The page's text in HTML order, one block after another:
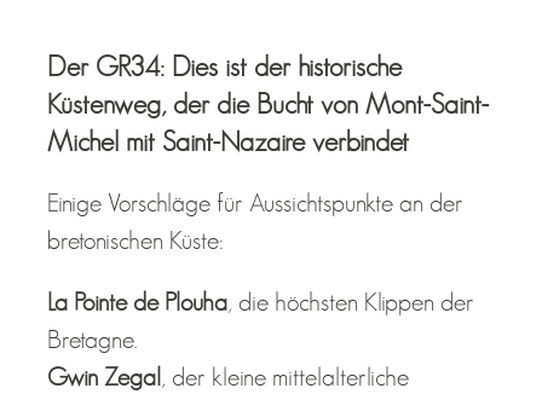
Der GR34: Dies ist der historische
Küstenweg, der die Bucht von Mont-Saint-
Michel mit Saint-Nazaire verbindet
Einige Vorschläge für Aussichtspunkte an der
bretonischen Küste:
La Pointe de Plouha, die höchsten Klippen der
Bretagne.
Gwin Zegal , der kleine mittelalterliche